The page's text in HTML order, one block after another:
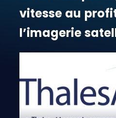
vitesse au
l’imagerie